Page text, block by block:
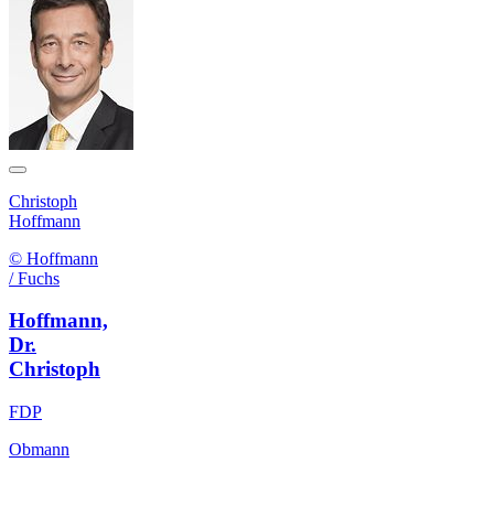
Christoph
Hoffmann
© Hoffmann
/ Fuchs
Hoffmann,
Dr.
Christoph
FDP
Obmann